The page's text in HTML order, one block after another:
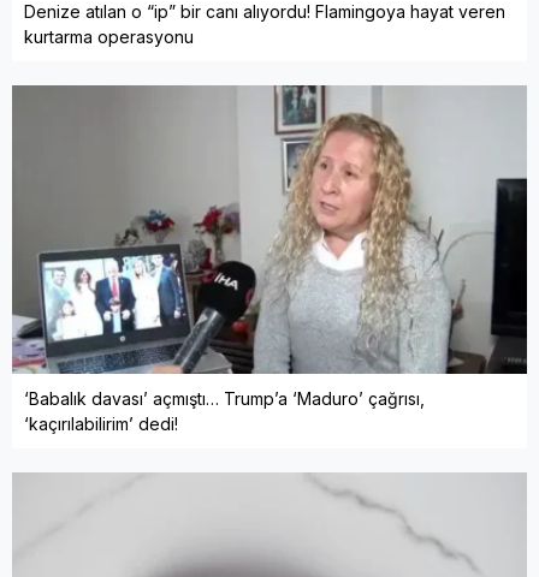
Denize atılan o “ip” bir canı alıyordu! Flamingoya hayat veren
kurtarma operasyonu
‘Babalık davası’ açmıştı… Trump’a ‘Maduro’ çağrısı,
‘kaçırılabilirim’ dedi!